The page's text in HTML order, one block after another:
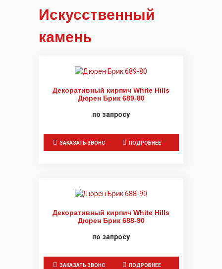
Искусственный
камень
Декоративный кирпич White Hills
Дюрен Брик 689-80
по запросу
ЗАКАЗАТЬ ЗВОНОК ПОДРОБНЕЕ
Декоративный кирпич White Hills
Дюрен Брик 688-90
по запросу
ЗАКАЗАТЬ ЗВОНОК ПОДРОБНЕЕ